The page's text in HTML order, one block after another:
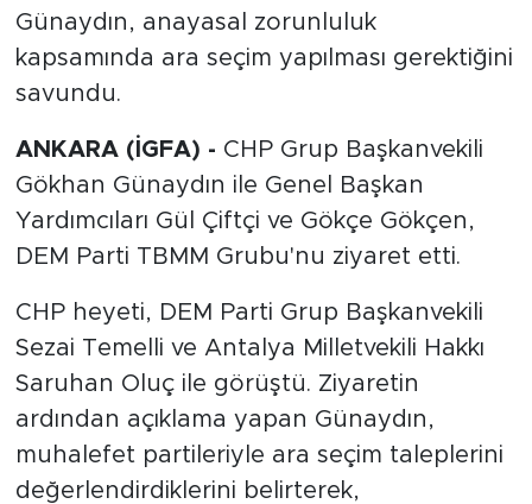
Günaydın, anayasal zorunluluk
kapsamında ara seçim yapılması gerektiğini
savundu.
ANKARA (İGFA) - CHP Grup Başkanvekili
Gökhan Günaydın ile Genel Başkan
Yardımcıları Gül Çiftçi ve Gökçe Gökçen,
DEM Parti TBMM Grubu'nu ziyaret etti.
CHP heyeti, DEM Parti Grup Başkanvekili
Sezai Temelli ve Antalya Milletvekili Hakkı
Saruhan Oluç ile görüştü. Ziyaretin
ardından açıklama yapan Günaydın,
muhalefet partileriyle ara seçim taleplerini
değerlendirdiklerini belirterek,